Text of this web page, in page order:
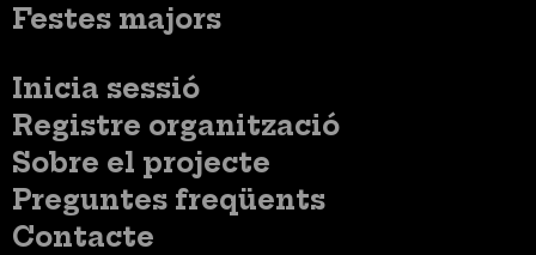
Festes majors
Menú
del
compte
d'usuari
Inicia sessió
Menú
usuari
no
loggat
Registre organització
Menú
Peu
Sobre el projecte
Preguntes freqüents
Contacte